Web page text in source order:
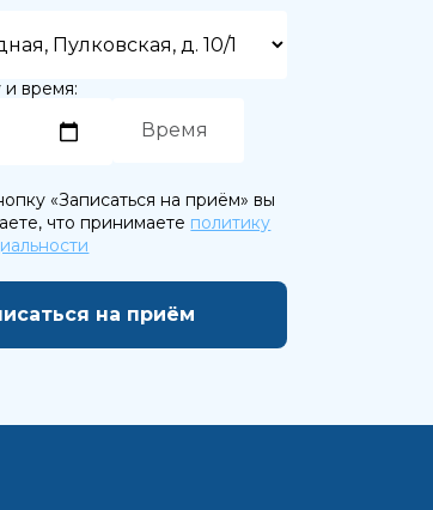
время:
«Записаться на приём» вы
что принимаете политику